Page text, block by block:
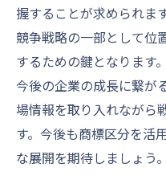
握することが求められま
競争戦略の一部として位
するための鍵となります
今後の企業の成長に繋が
場情報を取り入れながら
す。今後も商標区分を活
な展開を期待しましょう。